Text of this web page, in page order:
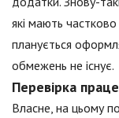
які мають
планується
обмежень не існує.
Перевірка
Власне, на цьому